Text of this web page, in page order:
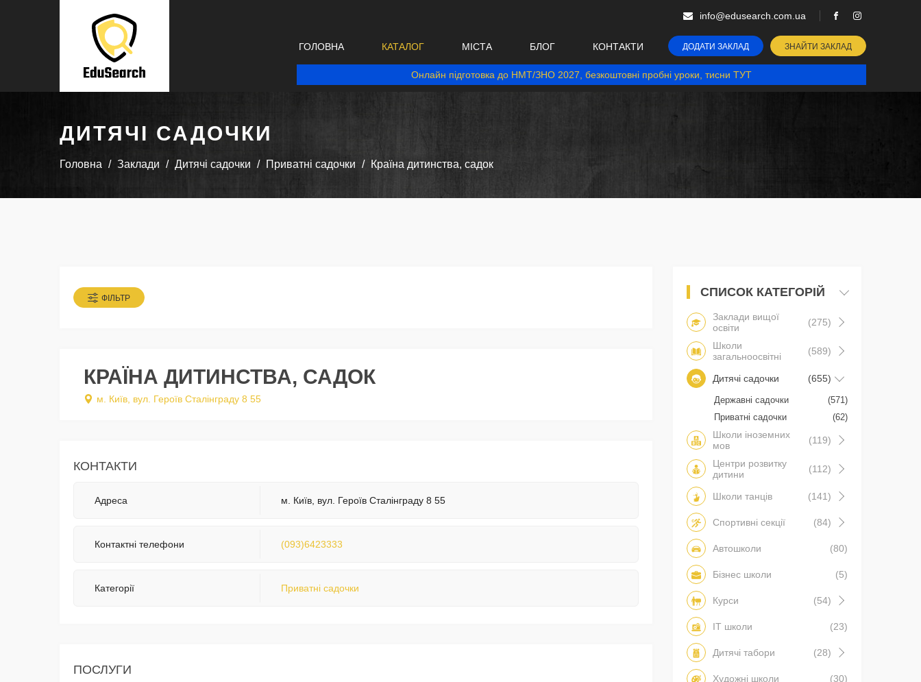
info@edusearch.com.ua
ГОЛОВНА КАТАЛОГ МІСТА БЛОГ КОНТАКТИ ДОДАТИ ЗАКЛАД ЗНАЙТИ ЗАКЛАД
Онлайн підготовка до НМТ/ЗНО 2027, безкоштовні пробні уроки, тисни ТУТ
ДИТЯЧІ САДОЧКИ
Головна Заклади Дитячі садочки Приватні садочки Країна дитинства, садок
ФІЛЬТР
КРАЇНА ДИТИНСТВА, САДОК
м. Київ, вул. Героїв Сталінграду 8 55
КОНТАКТИ
Адреса м. Київ, вул. Героїв Сталінграду 8 55
Контактні телефони (093)6423333
Категорії Приватні садочки
ПОСЛУГИ
СПИСОК КАТЕГОРІЙ
Заклади вищої
освіти
(275)
Школи
загальноосвітні
(589)
Дитячі садочки (655)
Державні садочки
(571)
Приватні садочки
(62)
Школи іноземних
мов
(119)
Центри розвитку
дитини
(112)
Школи танців (141)
Спортивні секції (84)
Автошколи (80)
Бізнес школи (5)
Курси (54)
IT школи (23)
Дитячі табори (28)
Художні школи (30)